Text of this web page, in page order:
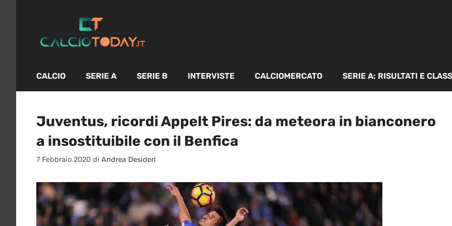
contenuto
CALCIO SERIE A SERIE B INTERVISTE CALCIOMERCATO SERIE A: RISULTATI E
Juventus, ricordi Appelt Pires: da meteora in bianconero
a insostituibile con il Benfica
7 Febbraio 2020 di Andrea Desideri